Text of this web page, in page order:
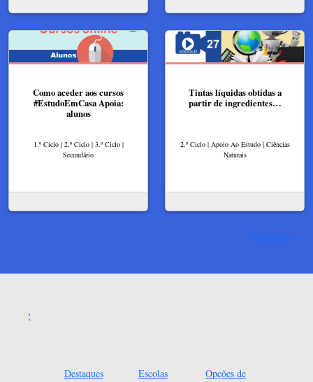
Como aceder aos cursos
#EstudoEmCasa Apoia:
alunos
1.º Ciclo | 2.º Ciclo | 3.º Ciclo |
Secundário
Tintas líquidas obtidas a
partir de ingredientes…
2.º Ciclo | Apoio Ao Estudo | Ciências
Naturais
Ver mais
Destaques
Escolas
Opções de